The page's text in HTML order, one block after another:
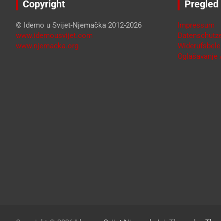
Copyright
© Idemo u Svijet-Njemačka 2012-2026
www.idemousvijet.com
www.njemacka.org
Pregled
Impressum